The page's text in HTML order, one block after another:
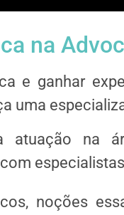
na
e ganhar
uma
atuação na
noções